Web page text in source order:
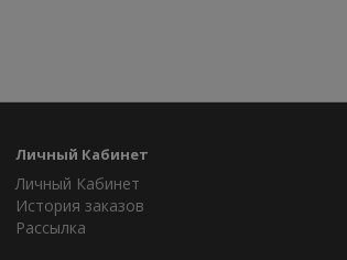
Личный Кабинет
Личный Кабинет
История заказов
Рассылка